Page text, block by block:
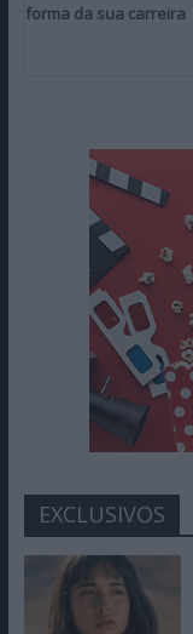
forma da sua carreira
EXCLUSIVOS